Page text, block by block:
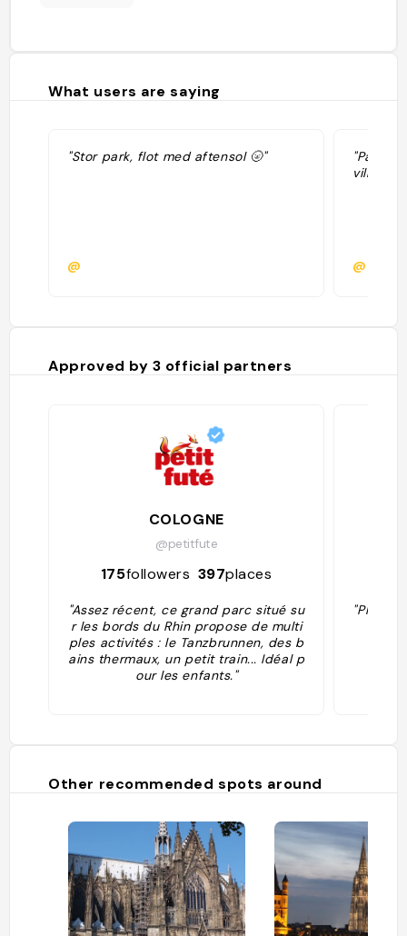
What users are saying
"Stor park, flot med aftensol 🌝"
@
"Parc
ville !!"
@
Approved by 3 official partners
COLOGNE
@petitfute
175followers 397places
"Assez récent, ce grand parc situé su
r les bords du Rhin propose de multi
ples activités : le Tanzbrunnen, des b
ains thermaux, un petit train... Idéal p
our les enfants."
"Plus
Other recommended spots around